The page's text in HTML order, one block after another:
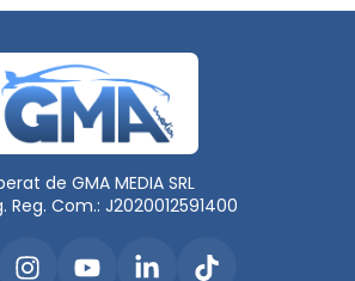
de GMA MEDIA SRL
Reg. Com.: J2020012591400